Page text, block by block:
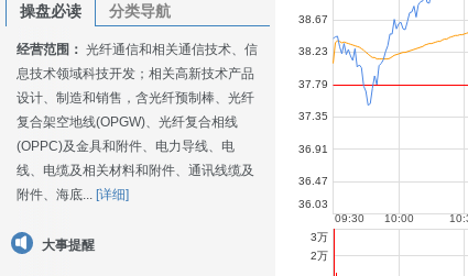
操盘必读 分类导航
经营范围： 光纤通信和相关通信技术、信
息技术领域科技开发；相关高新技术产品
设计、制造和销售，含光纤预制棒、光纤
复合架空地线(OPGW)、光纤复合相线
(OPPC)及金具和附件、电力导线、电
线、电缆及相关材料和附件、通讯线缆及
附件、海底... [详细]
大事提醒